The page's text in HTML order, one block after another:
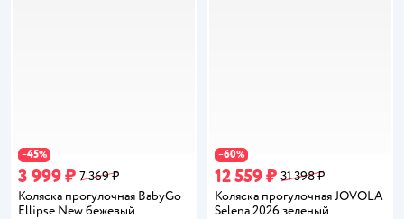
−45%
3 999 ₽ 7 369 ₽
Коляска прогулочная BabyGo
Ellipse New бежевый
−60%
12 559 ₽ 31 398 ₽
Коляска прогулочная JOVOLA
Selena 2026 зеленый